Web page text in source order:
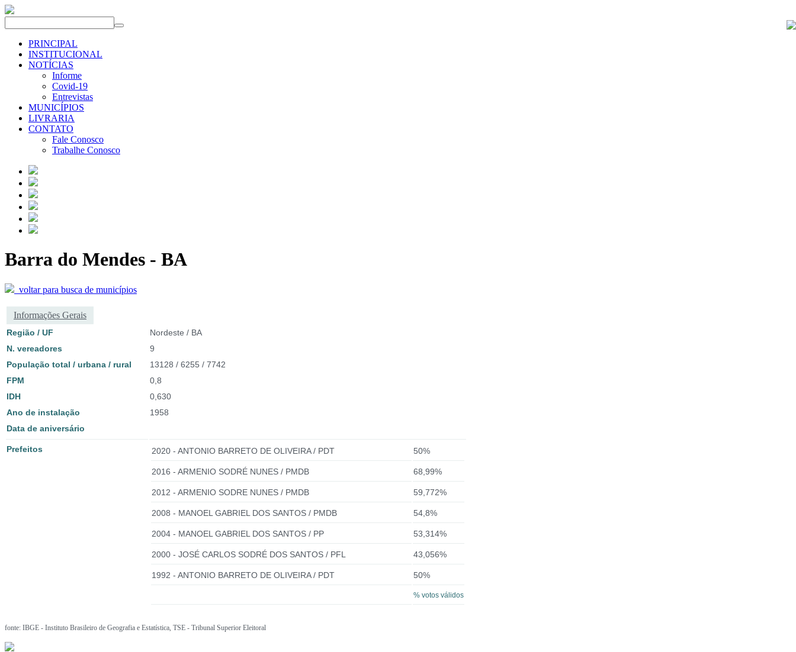
PRINCIPAL
INSTITUCIONAL
NOTÍCIAS
Informe
Covid-19
Entrevistas
MUNICÍPIOS
LIVRARIA
CONTATO
Fale Conosco
Trabalhe Conosco
Barra do Mendes - BA
voltar para busca de municípios
Informações Gerais
Região / UF
Nordeste / BA
N. vereadores
9
População total / urbana / rural
13128 / 6255 / 7742
FPM
0,8
IDH
0,630
Ano de instalação
1958
Data de aniversário
Prefeitos 2020 - ANTONIO BARRETO DE OLIVEIRA / PDT 50%
2016 - ARMENIO SODRÉ NUNES / PMDB 68,99%
2012 - ARMENIO SODRE NUNES / PMDB 59,772%
2008 - MANOEL GABRIEL DOS SANTOS / PMDB 54,8%
2004 - MANOEL GABRIEL DOS SANTOS / PP 53,314%
2000 - JOSÉ CARLOS SODRÉ DOS SANTOS / PFL 43,056%
1992 - ANTONIO BARRETO DE OLIVEIRA / PDT 50%
% votos válidos
fonte: IBGE - Instituto Brasileiro de Geografia e Estatística, TSE - Tribunal Superior Eleitoral